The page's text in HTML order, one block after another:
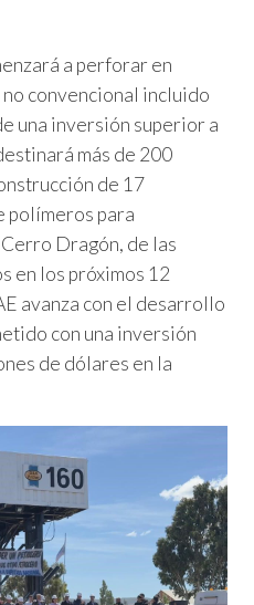
a perforar en
convencional incluido
una inversión superior a
más de 200
de 17
polímeros para
Dragón, de las
en los próximos 12
avanza con el desarrollo
con una inversión
de dólares en la